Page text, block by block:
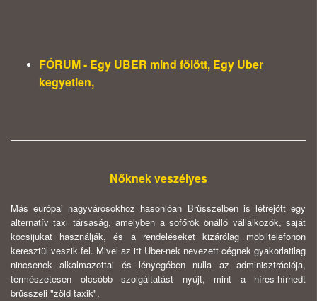
FÓRUM - Egy UBER mind fölött, Egy Uber
kegyetlen,
Nőknek veszélyes
Más európai nagyvárosokhoz hasonlóan Brüsszelben is létrejött egy
alternatív taxi társaság, amelyben a sofőrök önálló vállalkozók, saját
kocsijukat használják, és a rendeléseket kizárólag mobiltelefonon
keresztül veszik fel. Mivel az itt Uber-nek nevezett cégnek gyakorlatilag
nincsenek alkalmazottai és lényegében nulla az adminisztrációja,
természetesen olcsóbb szolgáltatást nyújt, mint a híres-hírhedt
brüsszeli "zöld taxik".